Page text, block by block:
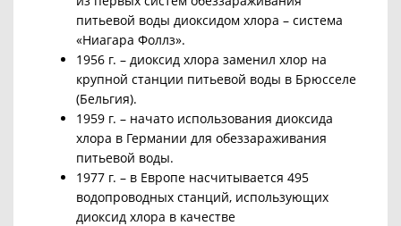
питьевой воды диоксидом хлора – система
«Ниагара Фоллз».
1956 г. – диоксид хлора заменил хлор на
крупной станции питьевой воды в Брюсселе
(Бельгия).
1959 г. – начато использования диоксида
хлора в Германии для обеззараживания
питьевой воды.
1977 г. – в Европе насчитывается 495
водопроводных станций, использующих
диоксид хлора в качестве